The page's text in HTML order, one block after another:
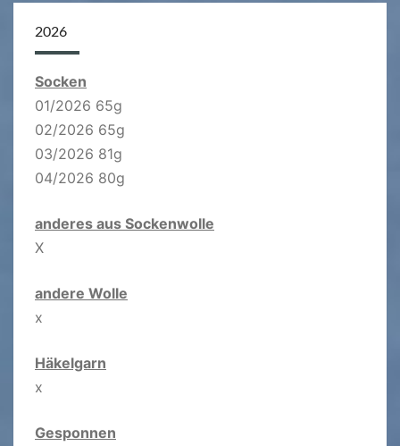
2026
Socken
01/2026 65g
02/2026 65g
03/2026 81g
04/2026 80g
anderes aus Sockenwolle
X
andere Wolle
x
Häkelgarn
x
Gesponnen